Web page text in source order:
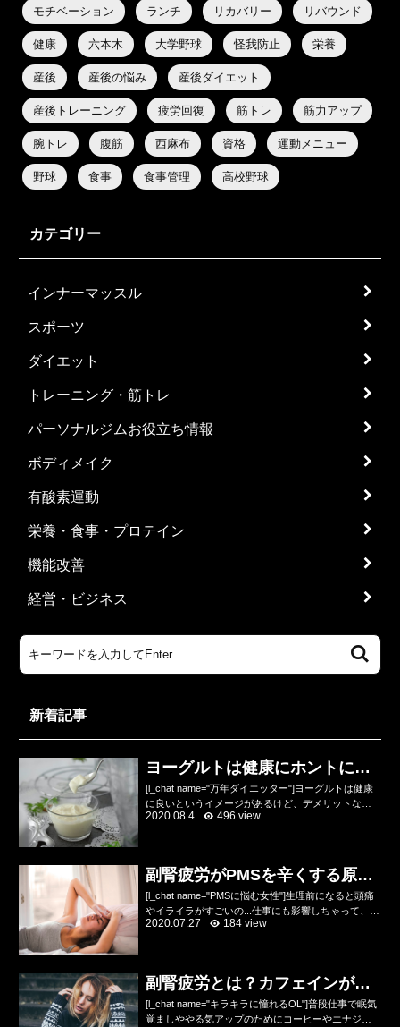
モチベーション ランチ リカバリー リバウンド
健康 六本木 大学野球 怪我防止 栄養
産後 産後の悩み 産後ダイエット
産後トレーニング 疲労回復 筋トレ 筋力アップ
腕トレ 腹筋 西麻布 資格 運動メニュー
野球 食事 食事管理 高校野球
カテゴリー
インナーマッスル
スポーツ
ダイエット
トレーニング・筋トレ
パーソナルジムお役立ち情報
ボディメイク
有酸素運動
栄養・食事・プロテイン
機能改善
経営・ビジネス
新着記事
ヨーグルトは健康にホントにい
いのかデメリットを解説
[l_chat name="万年ダイエッター"]ヨーグルトは健康
に良いというイメージがあるけど、デメリットなん
てあるの？乳酸菌やビフィズス菌が入っていて便秘
2020.08.4 496 view
副腎疲労がPMSを辛くする原因
をトレーナーが解説
[l_chat name="PMSに悩む女性"]生理前になると頭痛
やイライラがすごいの...仕事にも影響しちゃって、ひ
どい時は会社を休んじゃうの...どうにか改善したいん
2020.07.27 184 view
副腎疲労とは？カフェインが悪
化させる原因！？
[l_chat name="キラキラに憧れるOL"]普段仕事で眠気
覚ましややる気アップのためにコーヒーやエナジー